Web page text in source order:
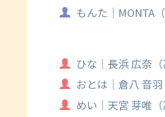
もんた｜MONTA
ひな｜長浜 広奈
おとは｜倉八 音
めい｜天宮 芽唯